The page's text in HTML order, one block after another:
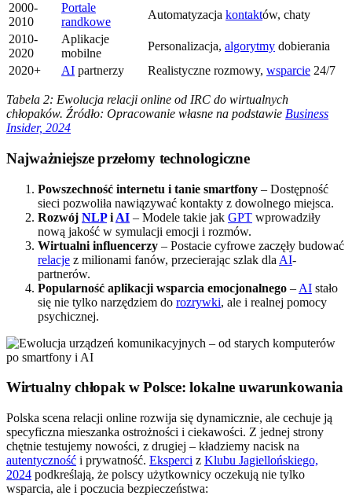
2000-
2010
Portale
randkowe
Automatyzacja kontaktów, chaty
2010-
2020
Aplikacje
mobilne
Personalizacja, algorytmy dobierania
2020+
AI partnerzy Realistyczne rozmowy, wsparcie 24/7
Tabela 2: Ewolucja relacji online od IRC do wirtualnych
chłopaków. Źródło: Opracowanie własne na podstawie Business
Insider, 2024
Najważniejsze przełomy technologiczne
Powszechność internetu i tanie smartfony – Dostępność
sieci pozwoliła nawiązywać kontakty z dowolnego miejsca.
Rozwój NLPi AI – Modele takie jak GPT wprowadziły
nową jakość w symulacji emocji i rozmów.
Wirtualni influencerzy – Postacie cyfrowe zaczęły budować
relacje z milionami fanów, przecierając szlak dla AI-
partnerów.
Popularność aplikacji wsparcia emocjonalnego – AI stało
się nie tylko narzędziem do rozrywki, ale i realnej pomocy
psychicznej.
Wirtualny chłopak w Polsce: lokalne uwarunkowania
Polska scena relacji online rozwija się dynamicznie, ale cechuje ją
specyficzna mieszanka ostrożności i ciekawości. Z jednej strony
chętnie testujemy nowości, z drugiej – kładziemy nacisk na
autentyczność i prywatność. Eksperci z Klubu Jagiellońskiego,
2024 podkreślają, że polscy użytkownicy oczekują nie tylko
wsparcia, ale i poczucia bezpieczeństwa: